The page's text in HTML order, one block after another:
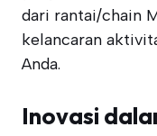
dari rantai/chain
kelancaran
Anda.
Inovasi